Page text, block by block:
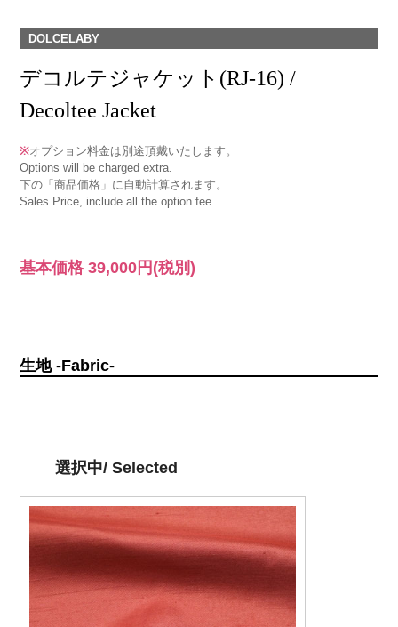
DOLCELABY
デコルテジャケット(RJ-16) /
Decoltee Jacket
※オプション料金は別途頂戴いたします。
Options will be charged extra.
下の「商品価格」に自動計算されます。
Sales Price, include all the option fee.
基本価格39,000円 (税別)
生地 -Fabric-
選択中/ Selected